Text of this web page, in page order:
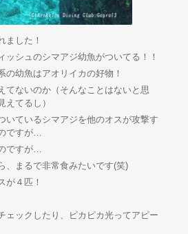
ました！
ッシュのシマアジ幼魚がついてる！！
の幼魚はアオリイカの好物！
てないのか（そんなことはないと思
えてるし）
いているシマアジを他のオスが攻撃す
ですが…
ですが…
、まるで非常食みたいです(笑)
が４匹！
ェックしたり、ピカピカ光ってアピー